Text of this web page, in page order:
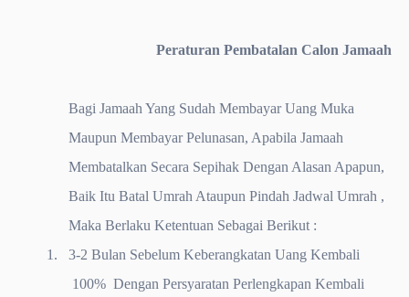
Peraturan Pembatalan Calon Jamaah
Bagi Jamaah Yang Sudah Membayar Uang Muka
Maupun Membayar Pelunasan, Apabila Jamaah
Membatalkan Secara Sepihak Dengan Alasan Apapun,
Baik Itu Batal Umrah Ataupun Pindah Jadwal Umrah ,
Maka Berlaku Ketentuan Sebagai Berikut :
1.
3-2 Bulan Sebelum Keberangkatan Uang Kembali
100% Dengan Persyaratan Perlengkapan Kembali